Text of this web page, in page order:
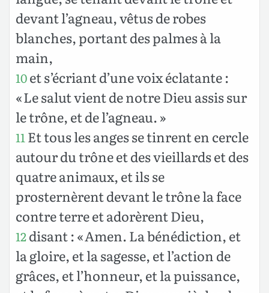
devant l’agneau, vêtus de robes
blanches, portant des palmes à la
main,
10et s’écriant d’une voix éclatante :
« Le salut vient de notre Dieu assis sur
le trône, et de l’agneau. »
11 Et tous les anges se tinrent en cercle
autour du trône et des vieillards et des
quatre animaux, et ils se
prosternèrent devant le trône la face
contre terre et adorèrent Dieu,
12disant : « Amen. La bénédiction, et
la gloire, et la sagesse, et l’action de
grâces, et l’honneur, et la puissance,